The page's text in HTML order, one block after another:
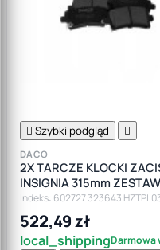
 Szybki podgląd 
DACO
2X TARCZE KLOCKI
INSIGNIA 315mm ZESTAW
Indeks: 602727 323643
522,49 zł
local_shippingDarmowa